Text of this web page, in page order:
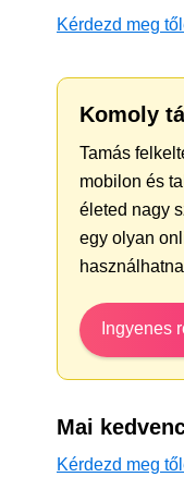
Kérdezd meg
Komoly
Tamás
mobilon és
életed nagy
egy olyan
Ingyenes
Mai
Kérdezd meg